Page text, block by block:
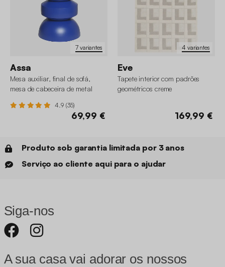
7 variantes
Assa
Mesa auxiliar, final de sofá,
mesa de cabeceira de metal
4.9 (35)
69,99 €
4 variantes
Eve
Tapete interior com padrões
geométricos creme
169,99 €
Produto sob garantia limitada por 3 anos
Serviço ao cliente aqui para o ajudar
Siga-nos
A sua casa vai adorar os nossos